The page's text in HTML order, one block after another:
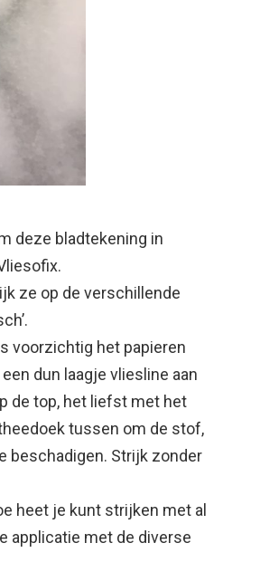
deze bladtekening in
ze op de verschillende
voorzichtig het papieren
dun laagje vliesline aan
de top, het liefst met het
tussen om de stof,
beschadigen. Strijk zonder
heet je kunt strijken met al
applicatie met de diverse